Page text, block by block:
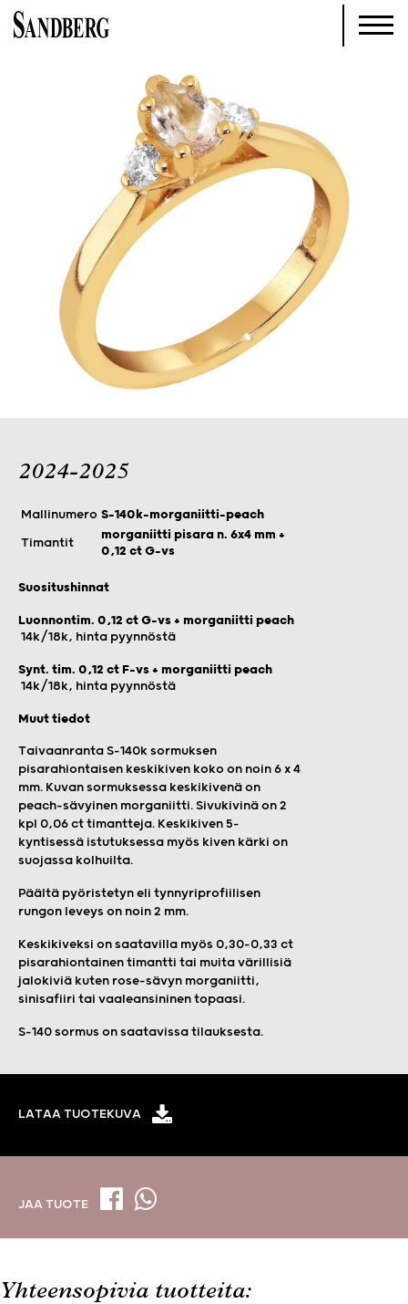
2024-2025
Mallinumero S-140k-morganiitti-peach
Timantit
morganiitti pisara n. 6x4 mm +
0,12 ct G-vs
Suositushinnat
Luonnontim. 0,12 ct G-vs + morganiitti peach
14k/18k, hinta pyynnöstä
Synt. tim. 0,12 ct F-vs + morganiitti peach
14k/18k, hinta pyynnöstä
Muut tiedot
Taivaanranta S-140k sormuksen
pisarahiontaisen keskikiven koko on noin 6 x 4
mm. Kuvan sormuksessa keskikivenä on
peach-sävyinen morganiitti. Sivukivinä on 2
kpl 0,06 ct timantteja. Keskikiven 5-
kyntisessä istutuksessa myös kiven kärki on
suojassa kolhuilta.
Päältä pyöristetyn eli tynnyriprofiilisen
rungon leveys on noin 2 mm.
Keskikiveksi on saatavilla myös 0,30–0,33 ct
pisarahiontainen timantti tai muita värillisiä
jalokiviä kuten rose-sävyn morganiitti,
sinisafiiri tai vaaleansininen topaasi.
S-140 sormus on saatavissa tilauksesta.
LATAA TUOTEKUVA
JAA TUOTE
Yhteensopivia tuotteita: